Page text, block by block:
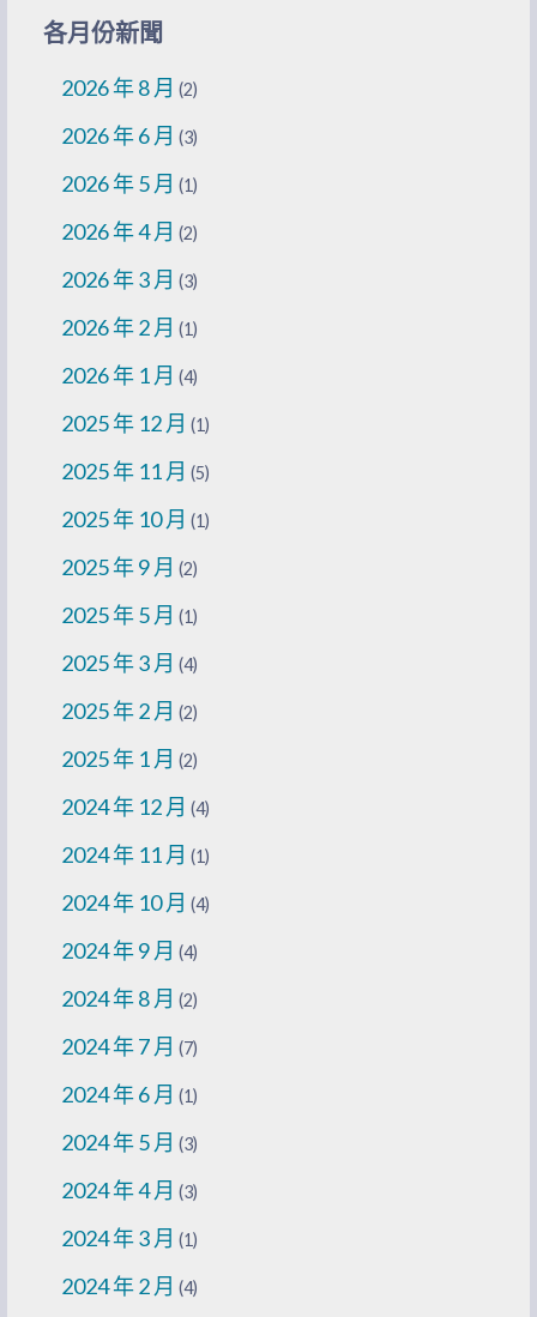
各月份新聞
2026 年 8 月 (2)
2026 年 6 月 (3)
2026 年 5 月 (1)
2026 年 4 月 (2)
2026 年 3 月 (3)
2026 年 2 月 (1)
2026 年 1 月 (4)
2025 年 12 月 (1)
2025 年 11 月 (5)
2025 年 10 月 (1)
2025 年 9 月 (2)
2025 年 5 月 (1)
2025 年 3 月 (4)
2025 年 2 月 (2)
2025 年 1 月 (2)
2024 年 12 月 (4)
2024 年 11 月 (1)
2024 年 10 月 (4)
2024 年 9 月 (4)
2024 年 8 月 (2)
2024 年 7 月 (7)
2024 年 6 月 (1)
2024 年 5 月 (3)
2024 年 4 月 (3)
2024 年 3 月 (1)
2024 年 2 月 (4)